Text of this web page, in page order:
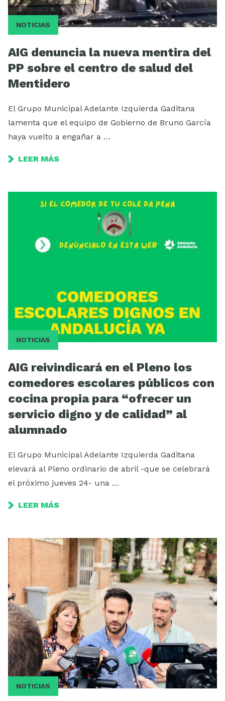
NOTICIAS
AIG denuncia la nueva mentira del
PP sobre el centro de salud del
Mentidero
El Grupo Municipal Adelante Izquierda Gaditana
lamenta que el equipo de Gobierno de Bruno García
haya vuelto a engañar a …
LEER MÁS
NOTICIAS
AIG reivindicará en el Pleno los
comedores escolares públicos con
cocina propia para “ofrecer un
servicio digno y de calidad” al
alumnado
El Grupo Municipal Adelante Izquierda Gaditana
elevará al Pleno ordinario de abril -que se celebrará
el próximo jueves 24- una …
LEER MÁS
NOTICIAS